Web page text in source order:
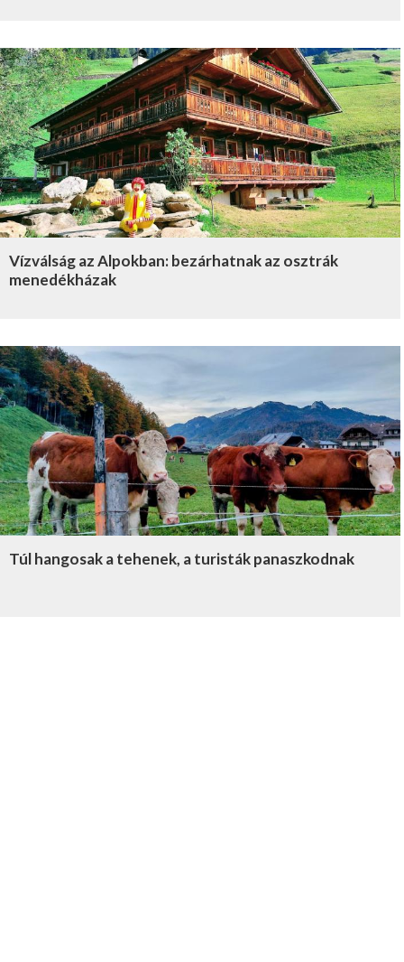
Vízválság az Alpokban: bezárhatnak az osztrák
menedékházak
Túl hangosak a tehenek, a turisták panaszkodnak